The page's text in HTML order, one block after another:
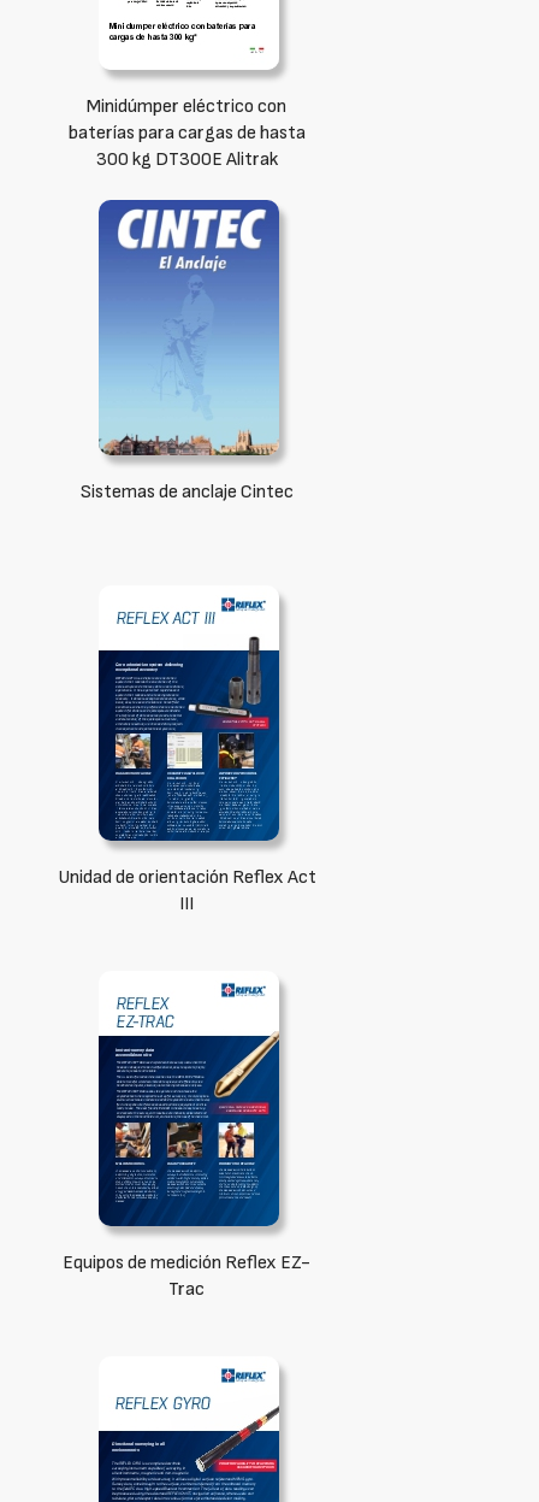
Minidúmper eléctrico con
baterías para cargas de hasta
300 kg DT300E Alitrak
Sistemas de anclaje Cintec
Unidad de orientación Reflex Act
III
Equipos de medición Reflex EZ-
Trac